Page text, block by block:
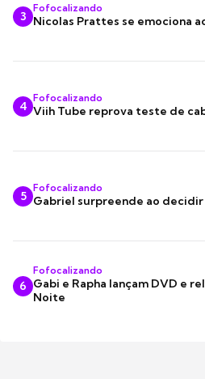
3
Fofocalizando
Nicolas Prattes se emociona
4
Fofocalizando
Viih Tube reprova teste de
5
Fofocalizando
Gabriel surpreende ao
6
Fofocalizando
Gabi e Rapha lançam DVD e
Noite